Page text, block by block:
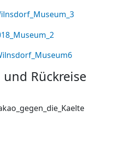
Rückreise